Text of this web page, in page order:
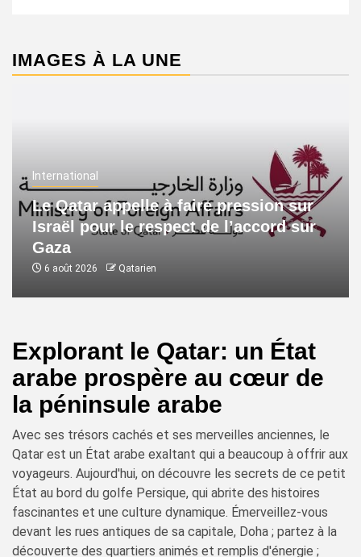
IMAGES À LA UNE
International
Le Qatar appelle à faire pression sur
Israël pour le respect de l’accord sur
Gaza
6 août 2026 Qatarien
Explorant le Qatar: un État
arabe prospère au cœur de
la péninsule arabe
Avec ses trésors cachés et ses merveilles anciennes, le
Qatar est un État arabe exaltant qui a beaucoup à offrir aux
voyageurs. Aujourd'hui, on découvre les secrets de ce petit
État au bord du golfe Persique, qui abrite des histoires
fascinantes et une culture dynamique. Émerveillez-vous
devant les rues antiques de sa capitale, Doha ; partez à la
découverte des quartiers animés et remplis d'énergie ;